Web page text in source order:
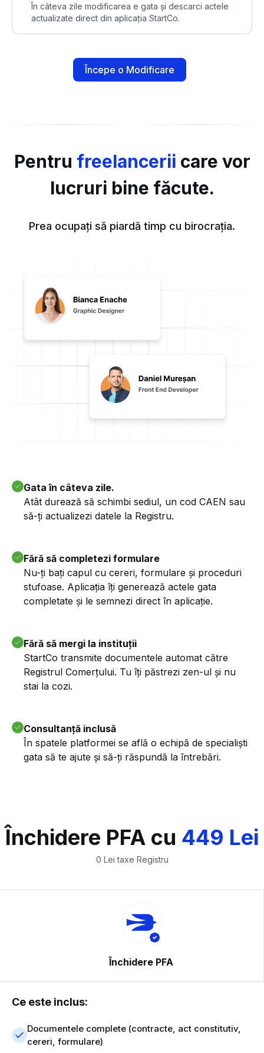
În câteva zile modificarea e gata și descarci actele
actualizate direct din aplicația StartCo.
Începe o Modificare
Pentru freelancerii care vor
lucruri bine făcute.
Prea ocupați să piardă timp cu birocrația.
Gata în câteva zile.
Atât durează să schimbi sediul, un cod CAEN sau
să-ți actualizezi datele la Registru.
Fără să completezi formulare
Nu-ți bați capul cu cereri, formulare și proceduri
stufoase. Aplicația îți generează actele gata
completate și le semnezi direct în aplicație.
Fără să mergi la instituții
StartCo transmite documentele automat către
Registrul Comerțului. Tu îți păstrezi zen-ul și nu
stai la cozi.
Consultanță inclusă
În spatele platformei se află o echipă de specialiști
gata să te ajute și să-ți răspundă la întrebări.
Închidere PFA cu 449 Lei
0 Lei taxe Registru
Închidere PFA
Ce este inclus:
Documentele complete (contracte, act constitutiv,
cereri, formulare)